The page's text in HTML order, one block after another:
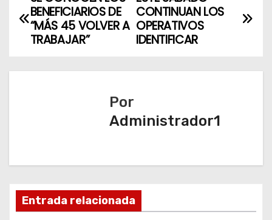
a
ó
CONTINUAN LOS
OPERATIVOS
IDENTIFICAR
BENEFICIARIOS DE
“MÁS 45 VOLVER A
TRABAJAR”
Por
Administrador1
Entrada relacionada